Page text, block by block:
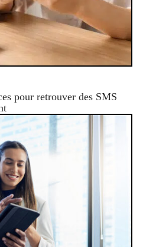
pour retrouver des SMS